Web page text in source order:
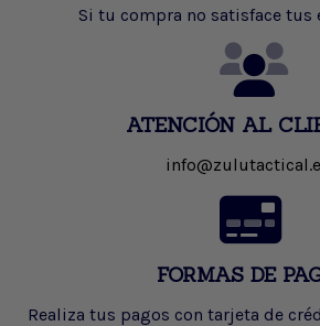
Si tu compra no satisface tus
ATENCIÓN AL
FORMAS DE
Realiza tus pagos con tarjeta de